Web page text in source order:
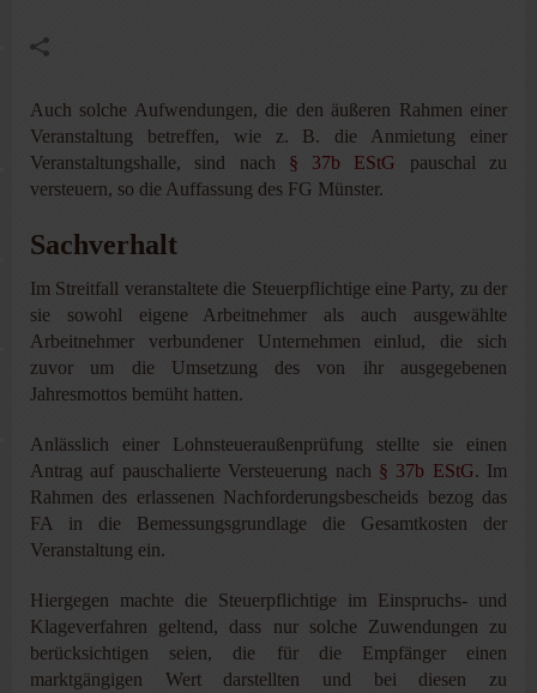
Auch solche Aufwendungen, die den äußeren Rahmen einer
Veranstaltung betreffen, wie z. B. die Anmietung einer
Veranstaltungshalle, sind nach § 37b EStG pauschal zu
versteuern, so die Auffassung des FG Münster.
Sachverhalt
Im Streitfall veranstaltete die Steuerpflichtige eine Party, zu der
sie sowohl eigene Arbeitnehmer als auch ausgewählte
Arbeitnehmer verbundener Unternehmen einlud, die sich
zuvor um die Umsetzung des von ihr ausgegebenen
Jahresmottos bemüht hatten.
Anlässlich einer Lohnsteueraußenprüfung stellte sie einen
Antrag auf pauschalierte Versteuerung nach § 37b EStG. Im
Rahmen des erlassenen Nachforderungsbescheids bezog das
FA in die Bemessungsgrundlage die Gesamtkosten der
Veranstaltung ein.
Hiergegen machte die Steuerpflichtige im Einspruchs- und
Klageverfahren geltend, dass nur solche Zuwendungen zu
berücksichtigen seien, die für die Empfänger einen
marktgängigen Wert darstellten und bei diesen zu